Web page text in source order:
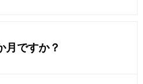
月ですか？